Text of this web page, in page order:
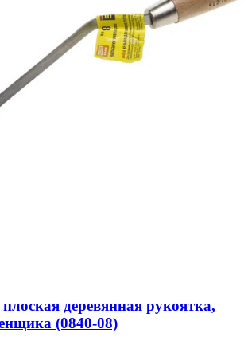
деревянная рукоятка,
(0840-08)